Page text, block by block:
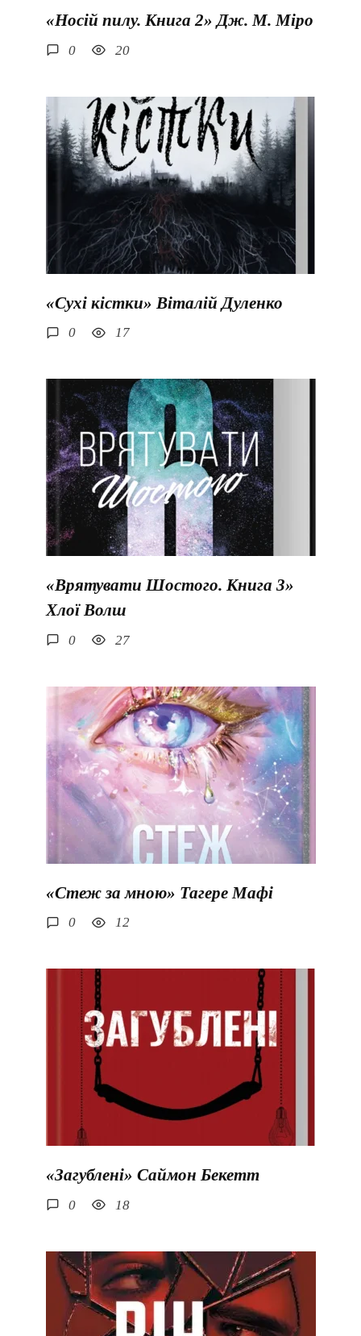
«Носій пилу. Книга 2» Дж. М. Міро
0 20
«Сухі кістки» Віталій Дуленко
0 17
«Врятувати Шостого. Книга 3»
Хлої Волш
0 27
«Стеж за мною» Тагере Мафі
0 12
«Загублені» Саймон Бекетт
0 18